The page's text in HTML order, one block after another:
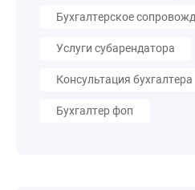
Бухгалтерское
Услуги субарендатора
Консультация бухгалтера
Бухгалтер фоп